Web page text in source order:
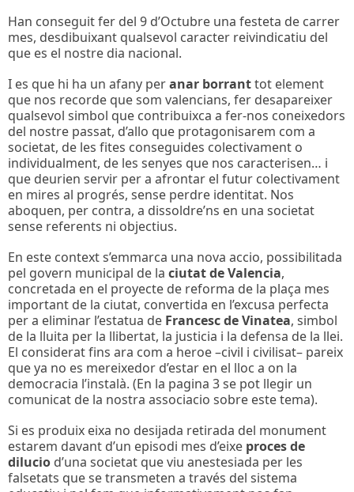
Han conseguit fer del 9 d’Octubre una festeta de carrer
mes, desdibuixant qualsevol caracter reivindicatiu del
que es el nostre dia nacional.
I es que hi ha un afany peranar borranttot element
que nos recorde que som valencians, fer desapareixer
qualsevol simbol que contribuixca a fer-nos coneixedors
del nostre passat, d’allo que protagonisarem com a
societat, de les fites conseguides colectivament o
individualment, de les senyes que nos caracterisen… i
que deurien servir per a afrontar el futur colectivament
en mires al progrés, sense perdre identitat. Nos
aboquen, per contra, a dissoldre’ns en una societat
sense referents ni objectius.
En este context s’emmarca una nova accio, possibilitada
pel govern municipal de la ciutat de Valencia,
concretada en el proyecte de reforma de la plaça mes
important de la ciutat, convertida en l’excusa perfecta
per a eliminar l’estatua de Francesc de Vinatea, simbol
de la lluita per la llibertat, la justicia i la defensa de la llei.
El considerat fins ara com a heroe –civil i civilisat– pareix
que ya no es mereixedor d’estar en el lloc a on la
democracia l’instalà. (En la pagina 3 se pot llegir un
comunicat de la nostra associacio sobre este tema).
Si es produix eixa no desijada retirada del monument
estarem davant d’un episodi mes d’eixe proces de
dilucio d’una societat que viu anestesiada per les
falsetats que se transmeten a través del sistema